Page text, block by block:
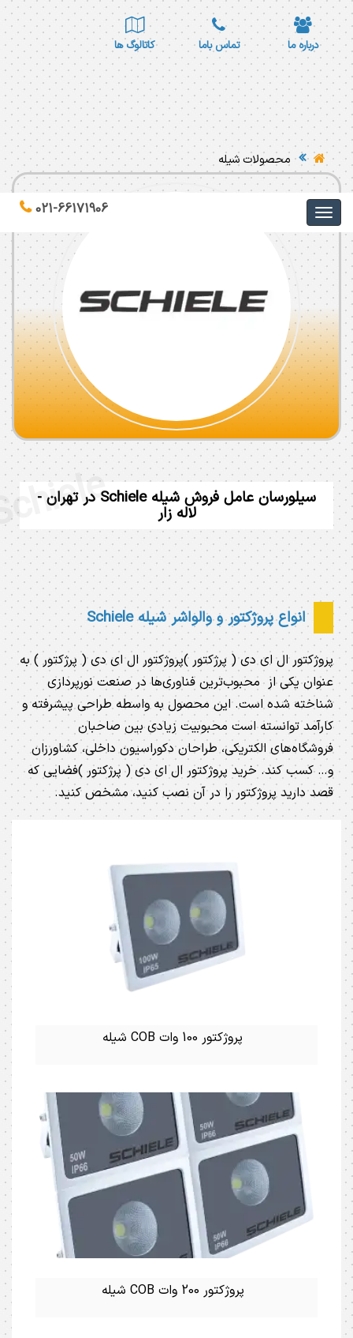
درباره ما تماس باما کاتالوگ ها
021-66171906
محصولات شیله
سیلورسان عامل فروش شیله Schiele در تهران -
لاله زار
انواع پروژکتور و والواشر شیله Schiele
پروژکتور ال ای دی ( پرژکتور )پروژکتور ال ای دی ( پرژکتور ) به
عنوان یکی از محبوب‌ترین فناوری‌ها در صنعت نورپردازی
شناخته شده است. این محصول به واسطه طراحی پیشرفته و
کارآمد توانسته است محبوبیت زیادی بین صاحبان
فروشگاه‌های الکتریکی، طراحان دکوراسیون داخلی، کشاورزان
و… کسب کند. خرید پروژکتور ال ای دی ( پرژکتور )فضایی که
قصد دارید پروژکتور را در آن نصب کنید، مشخص کنید.
پروژکتور 100 وات COB شیله
پروژکتور 200 وات COB شیله